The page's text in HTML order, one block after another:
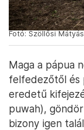
Fotó: Szöllősi Mátyás
Maga a pápua
felfedezőtől és
eredetű
puwah),
bizony igen